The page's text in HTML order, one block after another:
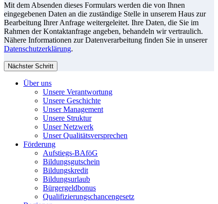
Mit dem Absenden dieses Formulars werden die von Ihnen
eingegebenen Daten an die zuständige Stelle in unserem Haus zur
Bearbeitung Ihrer Anfrage weitergeleitet. Ihre Daten, die Sie im
Rahmen der Kontaktanfrage angeben, behandeln wir vertraulich.
Nähere Informationen zur Datenverarbeitung finden Sie in unserer
Datenschutzerklärung.
Nächster Schritt
Über uns
Unsere Verantwortung
Unsere Geschichte
Unser Management
Unsere Struktur
Unser Netzwerk
Unser Qualitätsversprechen
Förderung
Aufstiegs-BAföG
Bildungsgutschein
Bildungskredit
Bildungsurlaub
Bürgergeldbonus
Qualifizierungschancengesetz